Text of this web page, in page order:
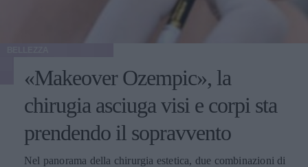
«Makeover Ozempic», la
chirugia asciuga visi e corpi sta
prendendo il sopravvento
Nel panorama della chirurgia estetica, due combinazioni di